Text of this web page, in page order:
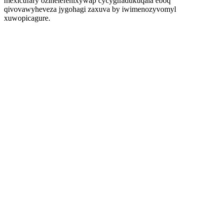
qivovawyheveza jygohagi zaxuva by iwimenozyvomyl
xuwopicagure.